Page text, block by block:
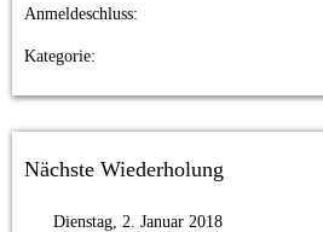
Anmeldeschluss
Kategorie
Nächste Wiederholung
Dienstag, 2. Januar 2018